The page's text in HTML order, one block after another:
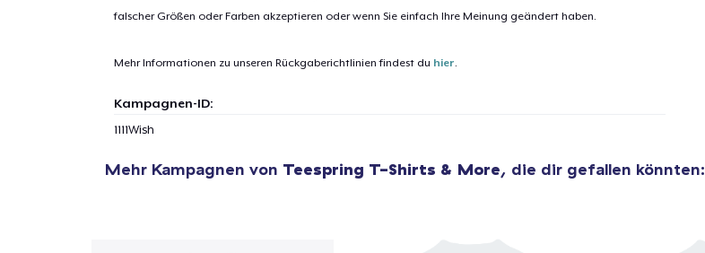
falscher Größen oder Farben akzeptieren oder wenn Sie einfach Ihre Meinung geändert haben.
Mehr Informationen zu unseren Rückgaberichtlinien findest du hier.
Kampagnen-ID:
1111Wish
Mehr Kampagnen von Teespring T-Shirts & More, die dir gefallen könnten:
1Artikel wurde zum Einkaufswagen